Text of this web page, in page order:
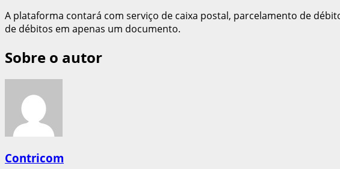
A plataforma contará com serviço de caixa postal, parcelamento de
de débitos em apenas um documento.
Sobre o autor
Contricom